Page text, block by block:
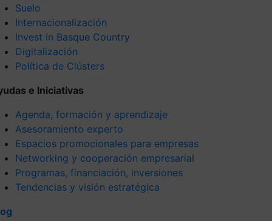
Suelo
Internacionalización
Invest in Basque Country
Digitalización
Política de Clústers
e Iniciativas
Agenda, formación y aprendizaje
Asesoramiento experto
Espacios promocionales para empresas
Networking y cooperación empresarial
Programas, financiación, inversiones
Tendencias y visión estratégica